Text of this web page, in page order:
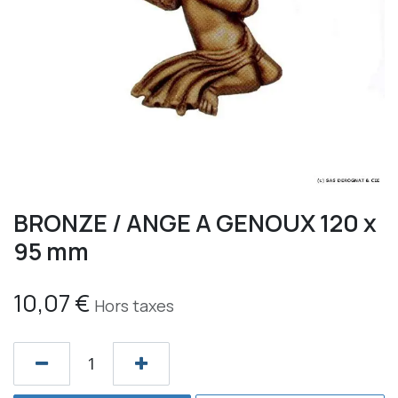
BRONZE / ANGE A GENOUX 120 x
95 mm
10,07€ Hors taxes